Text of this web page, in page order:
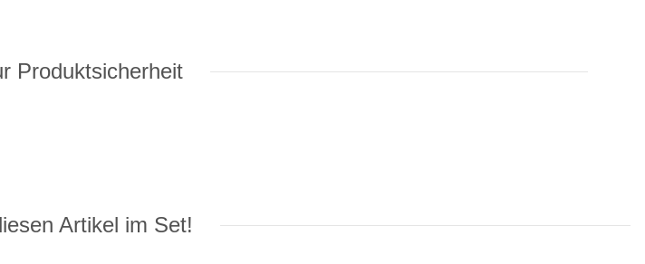
Produktsicherheit
Artikel im Set!